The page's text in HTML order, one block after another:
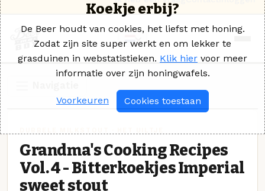
Grandma's Cooking Recipes
Vol. 4 - Bitterkoekjes Imperial
sweet stout
Koekje erbij?
De Beer houdt van cookies, het liefst met honing.
Zodat zijn site super werkt en om lekker te
grasduinen in webstatistieken. Klik hier voor meer
informatie over zijn honingwafels.
Voorkeuren Cookies toestaan